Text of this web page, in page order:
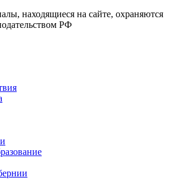
находящиеся на сайте, охраняются
РФ